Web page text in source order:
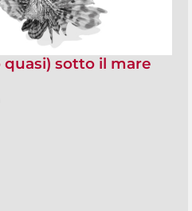
sotto il mare